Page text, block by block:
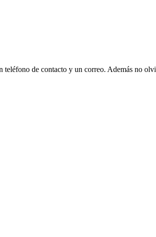
teléfono de contacto y un correo. Además no